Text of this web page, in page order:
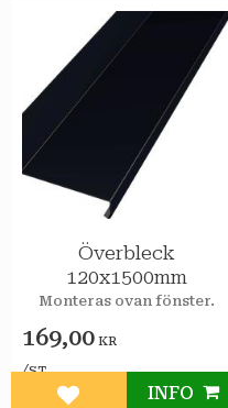
Överbleck
120x1500mm
Monteras ovan fönster.
169,00 KR
/ST
INFO